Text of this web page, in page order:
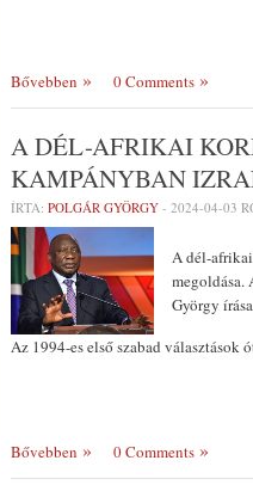
Bővebben 0 Comments
A DÉL-AFRIKAI
KAMPÁNYBAN
ÍRTA: POLGÁR GYÖRGY - 2024-04-03
A dél-afrikai
megoldása.
György
Az 1994-es első szabad választások
Bővebben 0 Comments